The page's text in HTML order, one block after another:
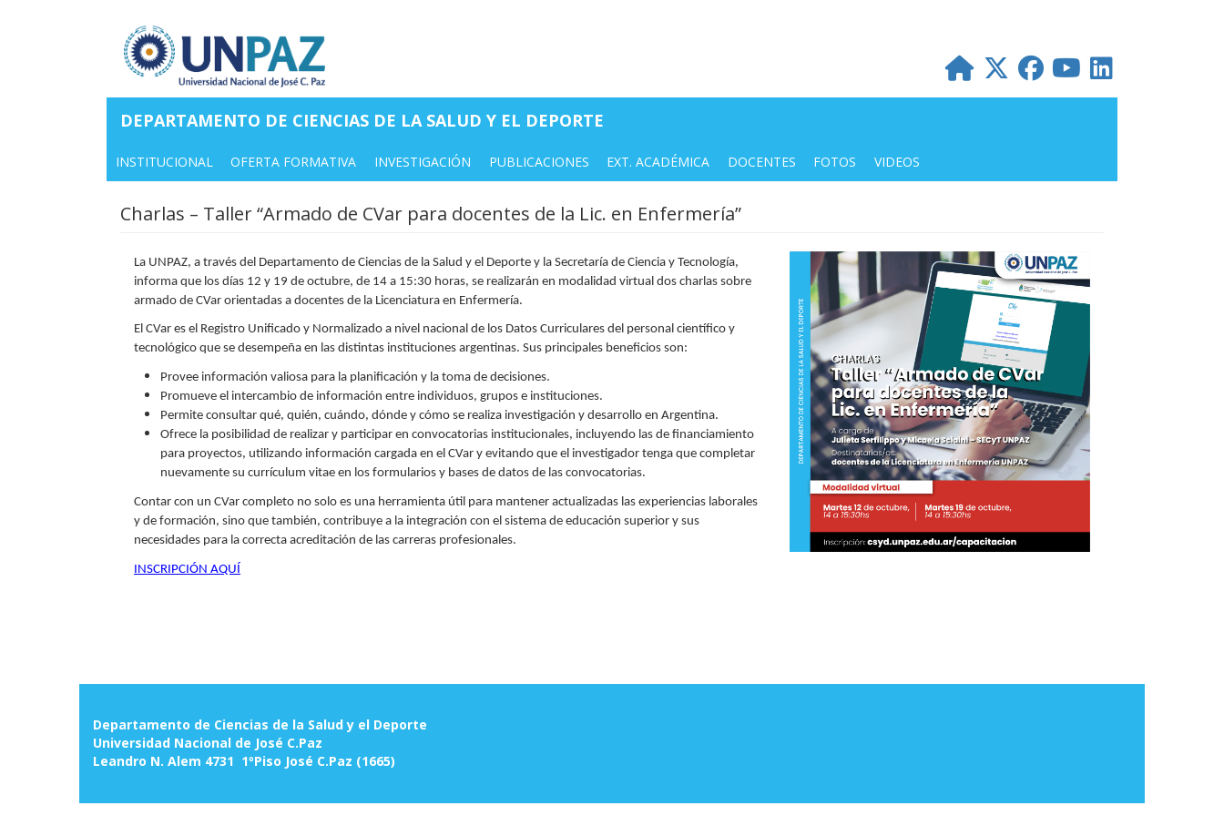
DEPARTAMENTO DE CIENCIAS DE LA SALUD Y EL DEPORTE
INSTITUCIONAL OFERTA FORMATIVA INVESTIGACIÓN PUBLICACIONES EXT. ACADÉMICA DOCENTES FOTOS VIDEOS
Charlas – Taller “Armado de CVar para docentes de la Lic. en Enfermería”
La UNPAZ, a través del Departamento de Ciencias de la Salud y el Deporte y la Secretaría de Ciencia y Tecnología,
informa que los días 12 y 19 de octubre, de 14 a 15:30 horas, se realizarán en modalidad virtual dos charlas sobre
armado de CVar orientadas a docentes de la Licenciatura en Enfermería.
El CVar es el Registro Unificado y Normalizado a nivel nacional de los Datos Curriculares del personal científico y
tecnológico que se desempeña en las distintas instituciones argentinas. Sus principales beneficios son:
Provee información valiosa para la planificación y la toma de decisiones.
Promueve el intercambio de información entre individuos, grupos e instituciones.
Permite consultar qué, quién, cuándo, dónde y cómo se realiza investigación y desarrollo en Argentina.
Ofrece la posibilidad de realizar y participar en convocatorias institucionales, incluyendo las de financiamiento
para proyectos, utilizando información cargada en el CVar y evitando que el investigador tenga que completar
nuevamente su currículum vitae en los formularios y bases de datos de las convocatorias.
Contar con un CVar completo no solo es una herramienta útil para mantener actualizadas las experiencias laborales
y de formación, sino que también, contribuye a la integración con el sistema de educación superior y sus
necesidades para la correcta acreditación de las carreras profesionales.
INSCRIPCIÓN AQUÍ
Departamento de Ciencias de la Salud y el Deporte
Universidad Nacional de José C.Paz
Leandro N. Alem 4731 1ºPiso José C.Paz (1665)